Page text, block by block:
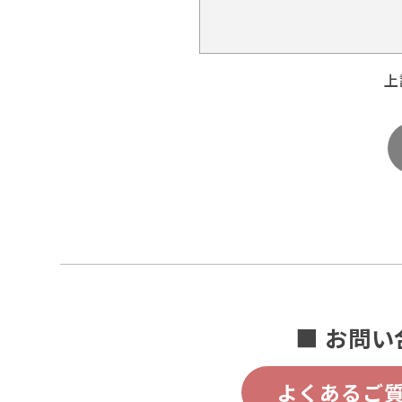
■ お問い
よくあるご